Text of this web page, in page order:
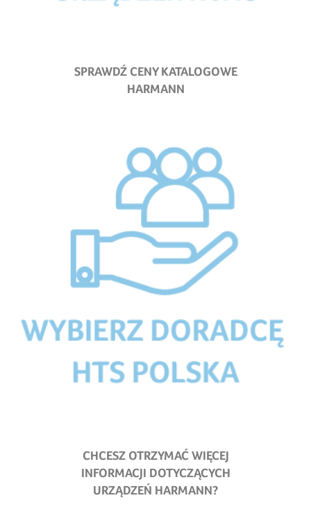
SPRAWDŹ CENY KATALOGOWE
HARMANN
CHCESZ OTRZYMAĆ WIĘCEJ
INFORMACJI DOTYCZĄCYCH
URZĄDZEŃ HARMANN?